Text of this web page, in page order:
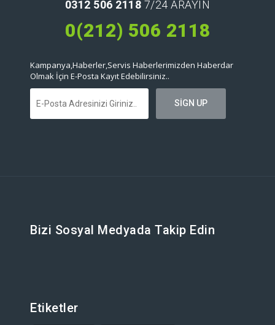
0312 506 2118 7/24 ARAYIN
0(212) 506 2118
Kampanya,Haberler,Servis Haberlerimizden Haberdar
Olmak İçin E-Posta Kayıt Edebilirsiniz..
Bizi Sosyal Medyada Takip Edin
Etiketler